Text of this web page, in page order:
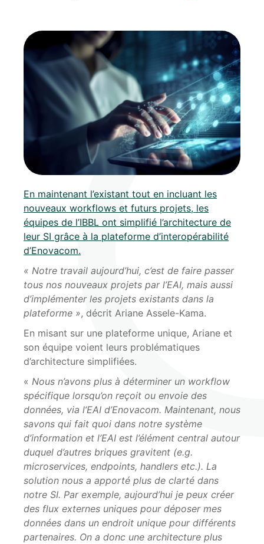
En maintenant l’existant tout en incluant les
nouveaux workflows et futurs projets, les
équipes de l’IBBL ont simplifié l’architecture de
leur SI grâce à la plateforme d’interopérabilité
d’Enovacom.
« Notre travail aujourd’hui, c’est de faire passer
tous nos nouveaux projets par l’EAI, mais aussi
d’implémenter les projets existants dans la
plateforme », décrit Ariane Assele-Kama.
En misant sur une plateforme unique, Ariane et
son équipe voient leurs problématiques
d’architecture simplifiées.
« Nous n’avons plus à déterminer un workflow
spécifique lorsqu’on reçoit ou envoie des
données, via l’EAI d’Enovacom. Maintenant, nous
savons qui fait quoi dans notre système
d’information et l’EAI est l’élément central autour
duquel d’autres briques gravitent (e.g.
microservices, endpoints, handlers etc.). La
solution nous a apporté plus de clarté dans
notre SI. Par exemple, aujourd’hui je peux créer
des flux externes uniques pour déposer mes
données dans un endroit unique pour différents
partenaires. On a donc une architecture plus